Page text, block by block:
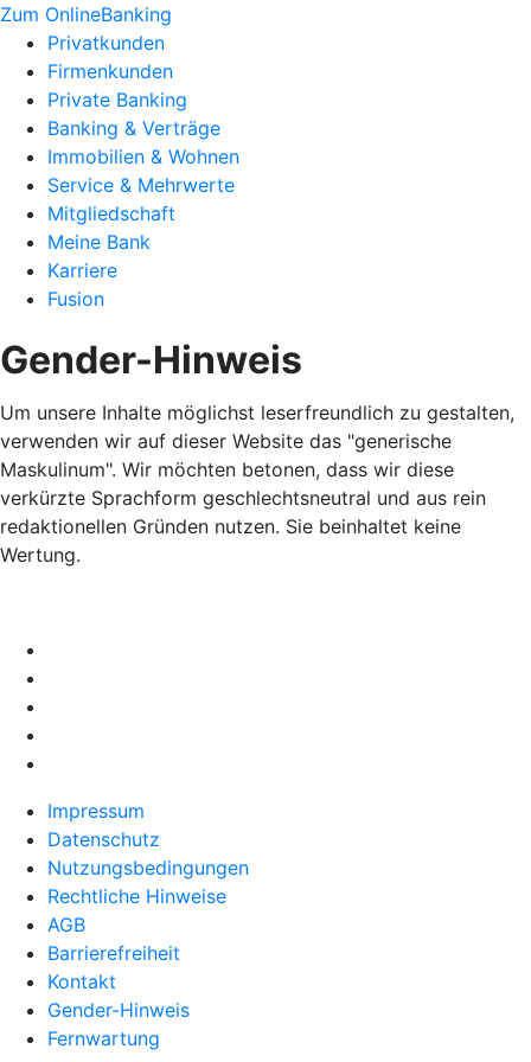
Zum OnlineBanking
Privatkunden
Firmenkunden
Private Banking
Banking & Verträge
Immobilien & Wohnen
Service & Mehrwerte
Mitgliedschaft
Meine Bank
Karriere
Fusion
Gender-Hinweis
Um unsere Inhalte möglichst leserfreundlich zu gestalten,
verwenden wir auf dieser Website das "generische
Maskulinum". Wir möchten betonen, dass wir diese
verkürzte Sprachform geschlechtsneutral und aus rein
redaktionellen Gründen nutzen. Sie beinhaltet keine
Wertung.
Impressum
Datenschutz
Nutzungsbedingungen
Rechtliche Hinweise
AGB
Barrierefreiheit
Kontakt
Gender-Hinweis
Fernwartung